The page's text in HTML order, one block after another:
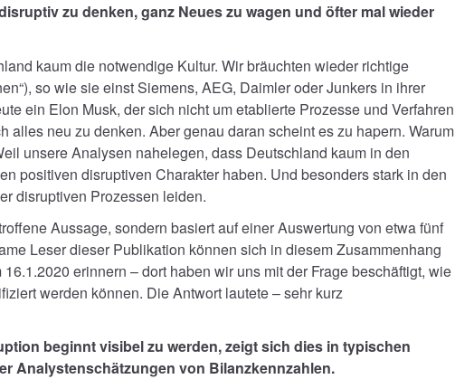
zu denken, ganz Neues zu wagen und öfter mal wieder
kaum die notwendige Kultur. Wir bräuchten wieder richtige
so wie sie einst Siemens, AEG, Daimler oder Junkers in ihrer
ein Elon Musk, der sich nicht um etablierte Prozesse und Verfahren
alles neu zu denken. Aber genau daran scheint es zu hapern. Warum
unsere Analysen nahelegen, dass Deutschland kaum in den
positiven disruptiven Charakter haben. Und besonders stark in den
disruptiven Prozessen leiden.
Aussage, sondern basiert auf einer Auswertung von etwa fünf
Leser dieser Publikation können sich in diesem Zusammenhang
erinnern – dort haben wir uns mit der Frage beschäftigt, wie
werden können. Die Antwort lautete – sehr kurz
beginnt visibel zu werden, zeigt sich dies in typischen
Analystenschätzungen von Bilanzkennzahlen.